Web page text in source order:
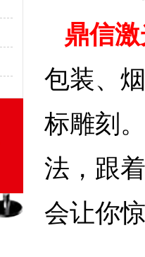
鼎信
包装、
标雕刻
法，跟
会让你